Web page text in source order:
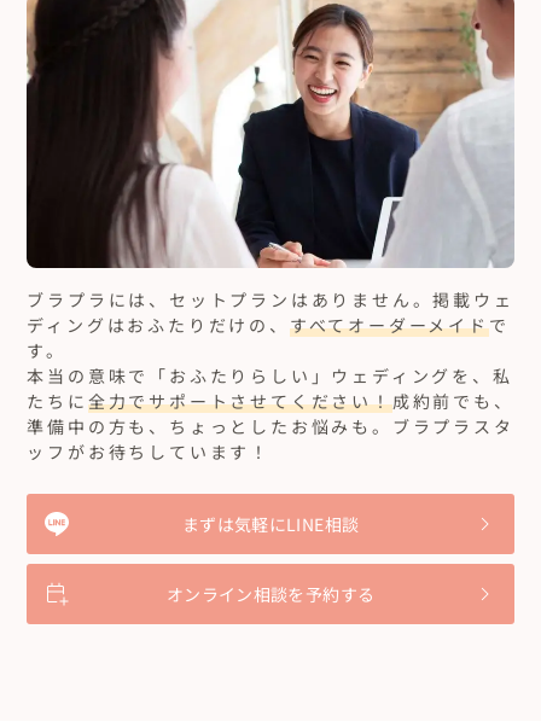
ブラプラには、セットプランはありません。掲載ウェ
ディングはおふたりだけの、 すべてオーダーメイドで
す。
本当の意味で「おふたりらしい」ウェディングを、私
たちに 全力でサポートさせてください！成約前でも、
準備中の方も、ちょっとしたお悩みも。ブラプラスタ
ッフがお待ちしています！
まずは気軽にLINE相談
オンライン相談を予約する